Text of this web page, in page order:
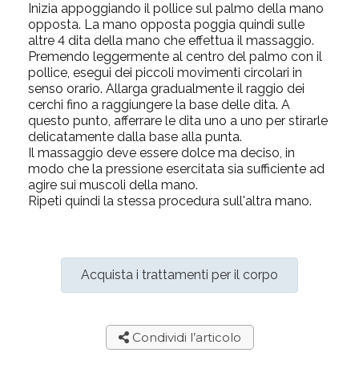
Inizia appoggiando il pollice sul palmo della mano
opposta. La mano opposta poggia quindi sulle
altre 4 dita della mano che effettua il massaggio.
Premendo leggermente al centro del palmo con il
pollice, esegui dei piccoli movimenti circolari in
senso orario. Allarga gradualmente il raggio dei
cerchi fino a raggiungere la base delle dita. A
questo punto, afferrare le dita uno a uno per stirarle
delicatamente dalla base alla punta.
Il massaggio deve essere dolce ma deciso, in
modo che la pressione esercitata sia sufficiente ad
agire sui muscoli della mano.
Ripeti quindi la stessa procedura sull'altra mano.
Acquista i trattamenti per il corpo
Condividi l’articolo